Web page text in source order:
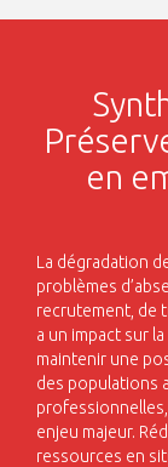
en
La dégradation
problèmes
recrutement, de
a un impact sur
maintenir une
des populations
enjeu majeur.
ressources en